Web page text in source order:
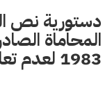
1983 لعدم تعارضها وحق التقاضى